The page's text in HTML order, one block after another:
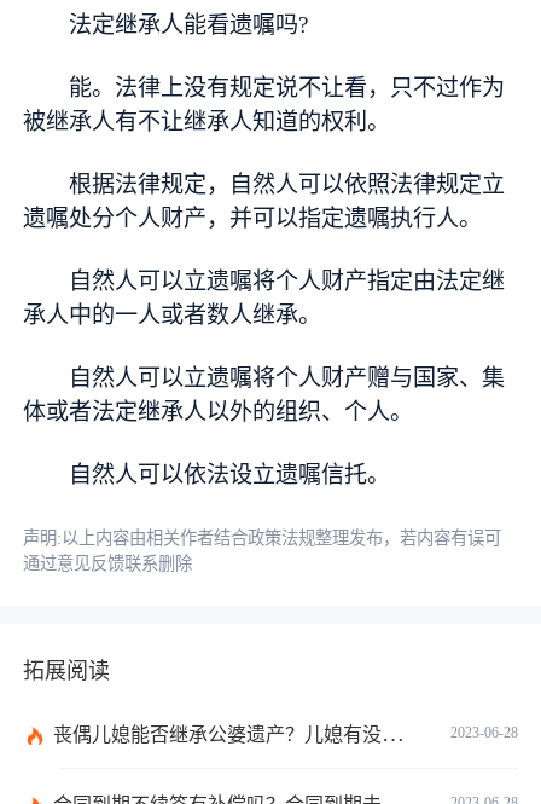
法定继承人能看遗嘱吗?
能。法律上没有规定说不让看，只不过作为
被继承人有不让继承人知道的权利。
根据法律规定，自然人可以依照法律规定立
遗嘱处分个人财产，并可以指定遗嘱执行人。
自然人可以立遗嘱将个人财产指定由法定继
承人中的一人或者数人继承。
自然人可以立遗嘱将个人财产赠与 国家、集
体或者法定继承人以外的组织、个人。
自然人可以依法设立遗嘱信托。
声明:以上内容由相关作者结合政策法规整理发布，若内容有误可
通过意见反馈联系删除
拓展阅读
2023-06-28
丧偶儿媳能否继承公婆遗产？儿媳有没有赡养老人的义务？